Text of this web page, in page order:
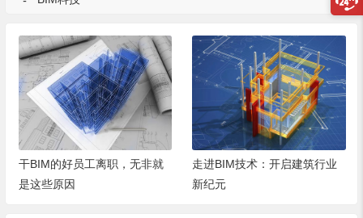
干BIM的好员工离职，无非就
是这些原因
走进BIM技术：开启建筑行业
新纪元